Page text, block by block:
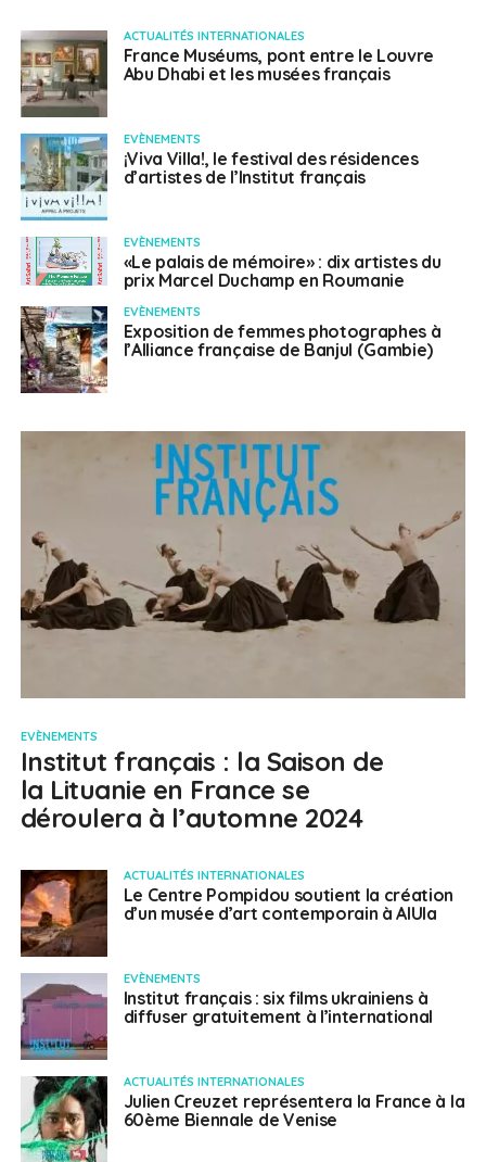
ACTUALITÉS INTERNATIONALES
France Muséums, pont entre le Louvre
Abu Dhabi et les musées français
EVÈNEMENTS
¡Viva Villa!, le festival des résidences
d’artistes de l’Institut français
EVÈNEMENTS
«Le palais de mémoire» : dix artistes du
prix Marcel Duchamp en Roumanie
EVÈNEMENTS
Exposition de femmes photographes à
l’Alliance française de Banjul (Gambie)
EVÈNEMENTS
Institut français : la Saison de
la Lituanie en France se
déroulera à l’automne 2024
ACTUALITÉS INTERNATIONALES
Le Centre Pompidou soutient la création
d’un musée d’art contemporain à AlUla
EVÈNEMENTS
Institut français : six films ukrainiens à
diffuser gratuitement à l’international
ACTUALITÉS INTERNATIONALES
Julien Creuzet représentera la France à la
60ème Biennale de Venise